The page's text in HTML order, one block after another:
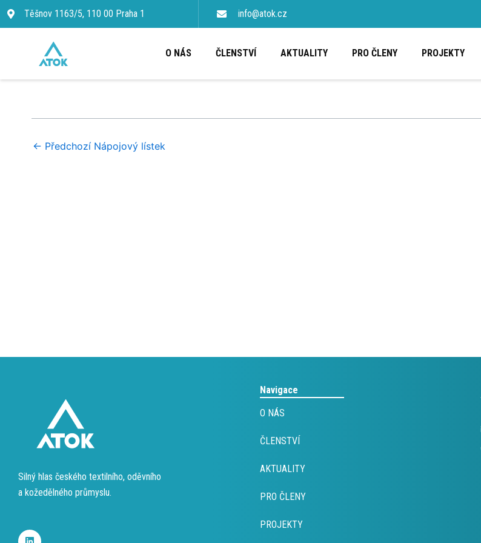
Přeskočit
Těšnov 1163/5, 110 00 Praha 1 info@atok.cz
O NÁS ČLENSTVÍ AKTUALITY PRO ČLENY PROJEKTY
← Předchozí Nápojový lístek
Silný hlas českého textilního, oděvního
a kožedělného průmyslu.
i
Navigace
O NÁS
ČLENSTVÍ
AKTUALITY
PRO ČLENY
PROJEKTY